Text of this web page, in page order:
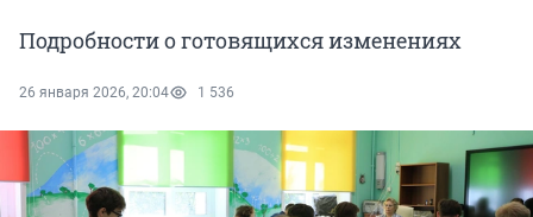
Подробности о готовящихся изменениях
26 января 2026, 20:04 1 536